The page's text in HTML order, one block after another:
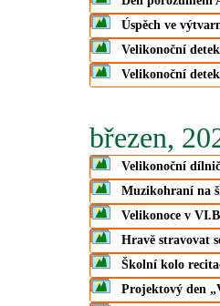
Úspěch ve
Velikonoční
Velikonoční
březen,
Velikonoční
Muzikohraní na
Velikonoce v VI.B
Hravě stravovat
Školní kolo
Projektový den